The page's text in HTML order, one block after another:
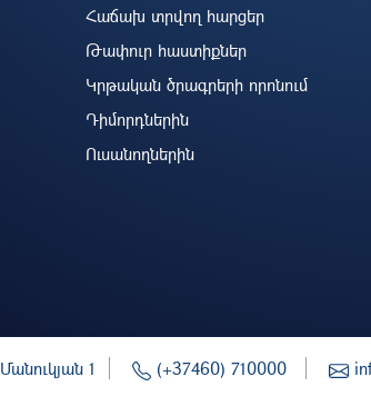
Հաճախ տրվող հարցեր
Թափուր հաստիքներ
Կրթական ծրագրերի որոնում
Դիմորդներին
Ուսանողներին
1 (+37460) 710000